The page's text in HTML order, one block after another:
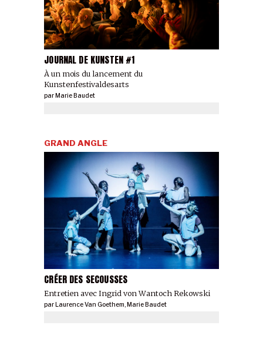
JOURNAL DE KUNSTEN #1
À un mois du lancement du
Kunstenfestivaldesarts
par Marie Baudet
CRÉER DES SECOUSSES
Entretien avec Ingrid von Wantoch Rekowski
GRAND ANGLE
parLaurence Van Goethem ,Marie Baudet